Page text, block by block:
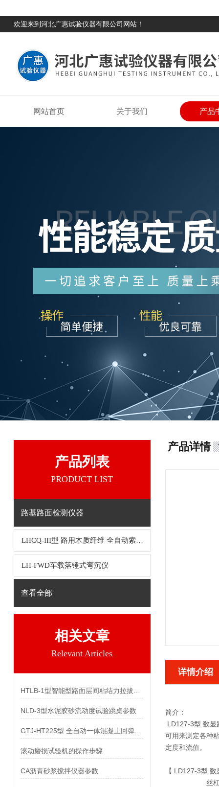
欢迎来到河北广惠试验仪器有限公司网站！
网站首页 关于我们 产品
产品列表
PRODUCT LIST
路基路面检测仪器
LHCQ-III型 路用木质纤维 全自动索式热萃取仪
LH-FWD车载落锤式弯沉仪
查看全部
相关文章
Relevant Articles
NLD-3型水泥胶砂流动度试验跳桌参数
滚动磨损试验机的操作步骤
CA沥青砂浆搅拌仪器参数
产品详情
详情介绍
简介：
LD127-3型 数显
可用来测定各种
定度和流值。
【 LD127-3型 数
丝杠盘最